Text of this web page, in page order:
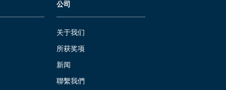
公司
关于我们
所获奖项
新闻
聯繫我們